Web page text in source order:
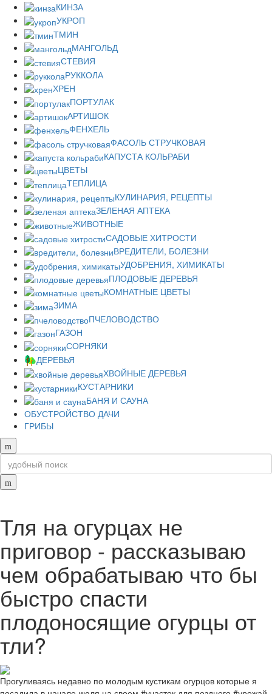
КИНЗА
УКРОП
ТМИН
МАНГОЛЬД
СТЕВИЯ
РУККОЛА
ХРЕН
ПОРТУЛАК
АРТИШОК
ФЕНХЕЛЬ
ФАСОЛЬ СТРУЧКОВАЯ
КАПУСТА КОЛЬРАБИ
ЦВЕТЫ
ТЕПЛИЦА
КУЛИНАРИЯ, РЕЦЕПТЫ
ЗЕЛЕНАЯ АПТЕКА
ЖИВОТНЫЕ
САДОВЫЕ ХИТРОСТИ
ВРЕДИТЕЛИ, БОЛЕЗНИ
УДОБРЕНИЯ, ХИМИКАТЫ
ПЛОДОВЫЕ ДЕРЕВЬЯ
КОМНАТНЫЕ ЦВЕТЫ
ЗИМА
ПЧЕЛОВОДСТВО
ГАЗОН
СОРНЯКИ
ДЕРЕВЬЯ
ХВОЙНЫЕ ДЕРЕВЬЯ
КУСТАРНИКИ
БАНЯ И САУНА
ОБУСТРОЙСТВО ДАЧИ
ГРИБЫ
Тля на огурцах не
приговор - рассказываю
чем обрабатываю что бы
быстро спасти
плодоносящие огурцы от
тли?
Прогуливаясь недавно по молодым кустикам огурцов которые я